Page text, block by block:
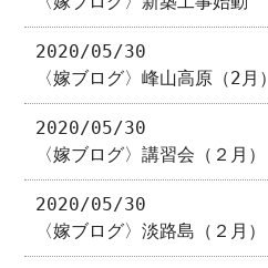
2020/05/30
〈嫁ブログ〉峰山高原（2月）
2020/05/30
〈嫁ブログ〉講習会（２月）
2020/05/30
〈嫁ブログ〉淡路島（２月）